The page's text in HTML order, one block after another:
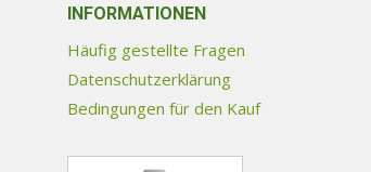
können
auf
der
Produktseite
INFORMATIONEN
Häufig gestellte Fragen
Datenschutzerklärung
Bedingungen für den Kauf